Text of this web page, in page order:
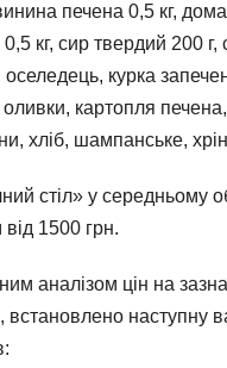
печена 0,5 кг,
кг, сир твердий 200 г,
оселедець, курка
картопля
хліб, шампанське,
стіл» у середньому
1500 грн.
аналізом цін на
встановлено наступну